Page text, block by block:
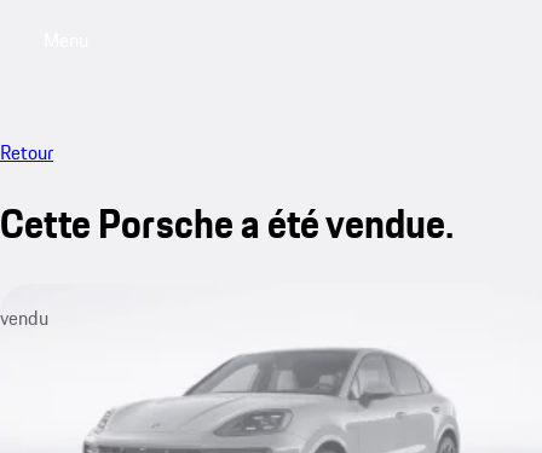
Retour
Cette Porsche a été vendue.
vendu